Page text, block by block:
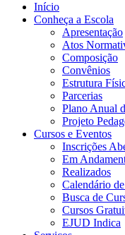
Início
Conheça a Escola
Apresentação
Atos
Composição
Convênios
Estrutura
Parcerias
Plano Anual
Projeto
Cursos e Eventos
Inscrições
Em
Realizados
Calendário
Busca de
Cursos
EJUD Indica